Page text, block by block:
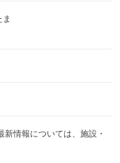
情報については、施設・